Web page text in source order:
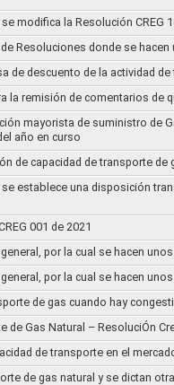
modifica la Resolución CREG
Resoluciones donde se hacen
de descuento de la actividad
la remisión de comentarios de
mayorista de suministro de
año en curso
de capacidad de transporte de
establece una disposición
001 de 2021
por la cual se hacen
por la cual se hacen
de gas cuando hay
Gas Natural – ResoluciÓn
de transporte en el
de gas natural y se dictan